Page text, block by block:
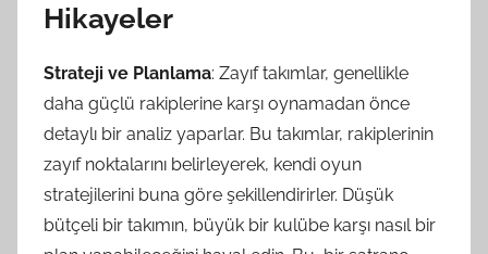
Hikayeler
Strateji ve Planlama: Zayıf takımlar, genellikle
daha güçlü rakiplerine karşı oynamadan önce
detaylı bir analiz yaparlar. Bu takımlar, rakiplerinin
zayıf noktalarını belirleyerek, kendi oyun
stratejilerini buna göre şekillendirirler. Düşük
bütçeli bir takımın, büyük bir kulübe karşı nasıl bir